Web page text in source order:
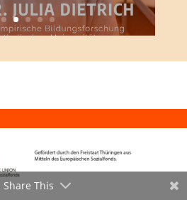
Share This